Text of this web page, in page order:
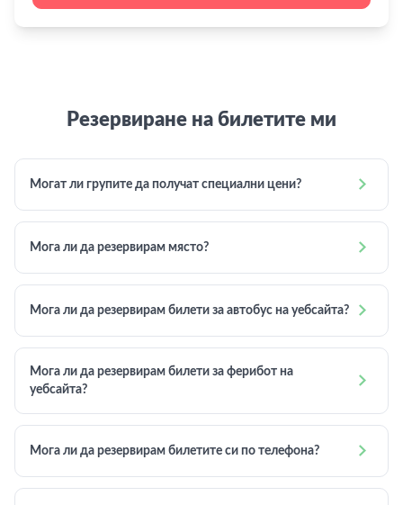
Резервиране на билетите ми
Могат ли групите да получат специални цени? 
Мога ли да резервирам място? 
Мога ли да резервирам билети за автобус на уебсайта? 
Мога ли да резервирам билети за ферибот на
уебсайта?

Мога ли да резервирам билетите си по телефона? 